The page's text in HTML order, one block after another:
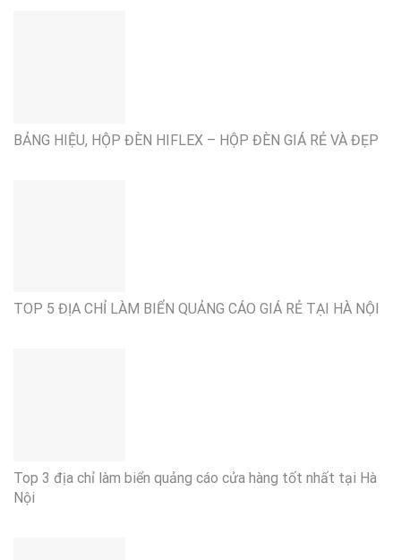
BẢNG HIỆU, HỘP ĐÈN HIFLEX – HỘP ĐÈN GIÁ RẺ VÀ ĐẸP
TOP 5 ĐỊA CHỈ LÀM BIỂN QUẢNG CÁO GIÁ RẺ TẠI HÀ NỘI
Top 3 địa chỉ làm biển quảng cáo cửa hàng tốt nhất tại Hà
Nội